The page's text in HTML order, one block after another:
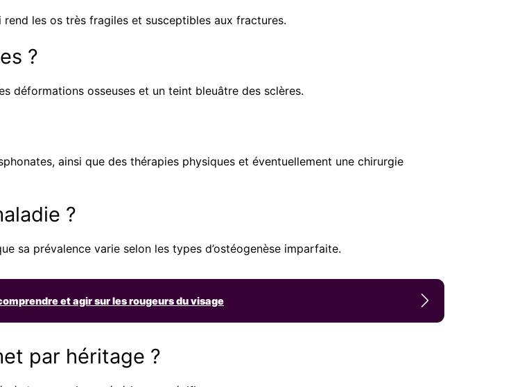
les os très fragiles et susceptibles aux fractures.
?
déformations osseuses et un teint bleuâtre des sclères.
ainsi que des thérapies physiques et éventuellement une chirurgie
?
sa prévalence varie selon les types d’ostéogenèse imparfaite.
et agir sur les rougeurs du visage
par héritage ?